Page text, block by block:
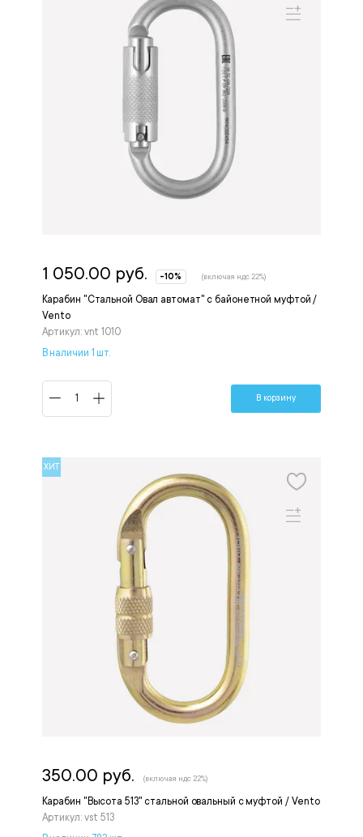
Карабин "Стальной Овал автомат" с байонетной муфтой /
Vento
Артикул: vnt 1010
1 050.00 руб. -10% (включая ндс 22%)
В наличии 1 шт.
В корзину
ХИТ
Карабин "Высота 513" стальной овальный с муфтой / Vento
Артикул: vst 513
350.00 руб. (включая ндс 22%)